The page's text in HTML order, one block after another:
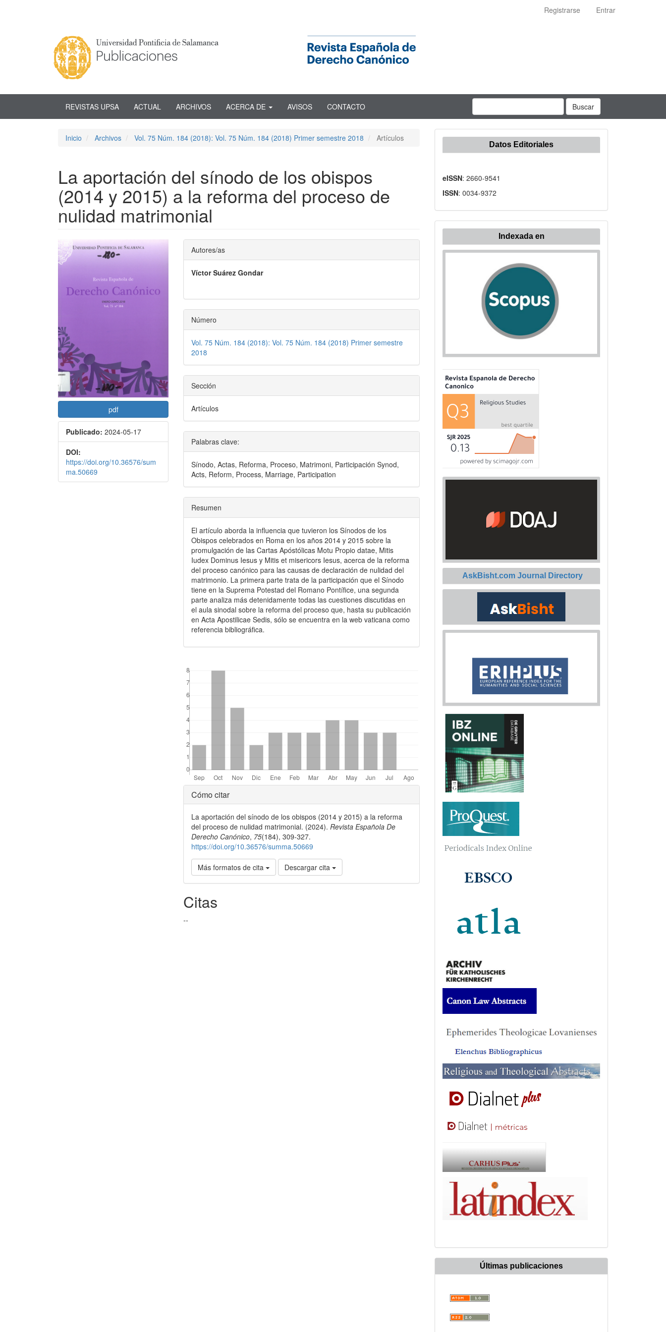
Registrarse Entrar
REVISTAS UPSA ACTUAL ARCHIVOS ACERCA DE AVISOS CONTACTO Buscar
Inicio Archivos Vol. 75 Núm. 184 (2018): Vol. 75 Núm. 184 (2018) Primer semestre 2018 Artículos
La aportación del sínodo de los obispos
(2014 y 2015) a la reforma del proceso de
nulidad matrimonial
Barra
lateral
artículo
pdf
Publicado: 2024-05-17
DOI:
https://doi.org/10.36576/sum
ma.50669
Contenido
principal
del
artículo
Autores/as
Víctor Suárez Gondar
Número
Vol. 75 Núm. 184 (2018): Vol. 75 Núm. 184 (2018) Primer semestre
2018
Sección
Artículos
Palabras clave:
Sínodo, Actas, Reforma, Proceso, Matrimoni, Participación Synod,
Acts, Reform, Process, Marriage, Participation
Resumen
El artículo aborda la influencia que tuvieron los Sínodos de los
Obispos celebrados en Roma en los años 2014 y 2015 sobre la
promulgación de las Cartas Apóstólicas Motu Propio datae, Mitis
Iudex Dominus Iesus y Mitis et misericors Iesus, acerca de la reforma
del proceso canónico para las causas de declaración de nulidad del
matrimonio. La primera parte trata de la participación que el Sínodo
tiene en la Suprema Potestad del Romano Pontífice, una segunda
parte analiza más detenidamente todas las cuestiones discutidas en
el aula sinodal sobre la reforma del proceso que, hasta su publicación
en Acta Apostilicae Sedis, sólo se encuentra en la web vaticana como
referencia bibliográfica.
Detalles
del
artículo
Cómo citar
La aportación del sínodo de los obispos (2014 y 2015) a la reforma
del proceso de nulidad matrimonial. (2024).Revista Española De
Derecho Canónico, 75(184), 309-327.
https://doi.org/10.36576/summa.50669
Más formatos de cita Descargar cita
Citas
--
Datos Editoriales
eISSN: 2660-9541
ISSN: 0034-9372
Indexada
Indexada en
AskBisht.com Journal Directory
Últimas publicaciones